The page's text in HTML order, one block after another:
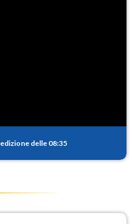
edizione delle 08:35